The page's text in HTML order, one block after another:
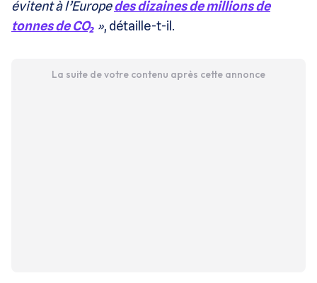
évitent à l’Europedes dizaines de millions de
tonnes de CO₂ », détaille-t-il.
La suite de votre contenu après cette annonce